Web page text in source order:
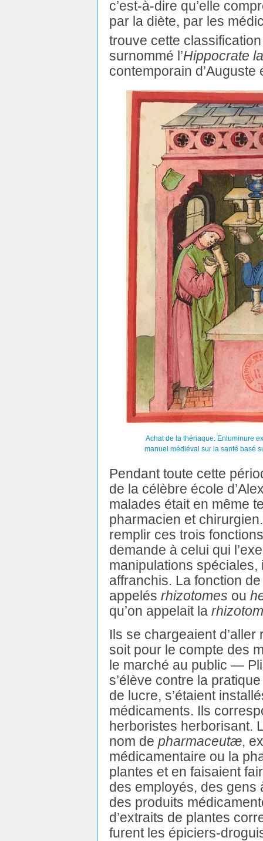
c’est-à-dire qu’elle
par la diète, par les
trouve cette
surnommé l’Hippocrate
contemporain d’Auguste
Achat de la thériaque. Enluminure
manuel médiéval sur la santé basé
Pendant toute cette
de la célèbre école
malades était en même
pharmacien et
remplir ces trois
demande à celui qui
manipulations
affranchis. La fonction
appelés rhizotomes ou
qu’on appelait la
Ils se chargeaient
soit pour le compte des
le marché au public —
s’élève contre la
de lucre, s’étaient
médicaments. Ils
herboristes herborisant.
nom de pharmaceutæ,
médicamentaire ou la
plantes et en faisaient
des employés, des gens
des produits
d’extraits de plantes
furent les épiciers-